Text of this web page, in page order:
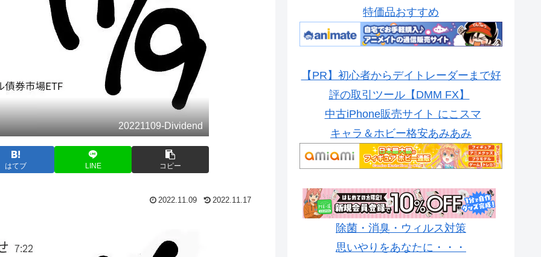
20221109-Dividend
はてブ LINE コピー
2022.11.09 2022.11.17
特価品おすすめ
【PR】初心者からデイトレーダーまで好
評の取引ツール【DMM FX】
中古iPhone販売サイト にこスマ
キャラ＆ホビー格安あみあみ
除菌・消臭・ウィルス対策
思いやりをあなたに・・・